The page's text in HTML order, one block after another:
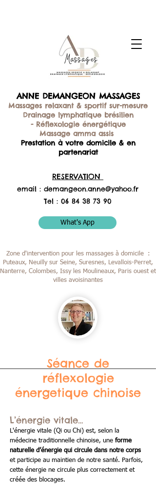
ANNE DEMANGEON MASSAGES
Massages relaxant & sportif sur-mesure
Drainage lymphatique brésilien
- Réflexologie énergétique
Massage amma assis
Prestation à votre domicile & en
partenariat
RESERVATION
email : demangeon.anne@yahoo.fr
Tel : 06 84 38 73 90
What's App
Zone d'intervention pour les massages à domicile :
Puteaux, Neuilly sur Seine, Suresnes, Levallois-Perret,
Nanterre, Colombes, Issy les Moulineaux, Paris ouest et
villes avoisinantes
Séance de
réflexologie
énergetique chinoise
L’énergie vitale…
L'énergie vitale (Qi ou Chi) est, selon la
médecine traditionnelle chinoise, une forme
naturelle d’énergie qui circule dans notre corps
et participe au maintien de notre santé. Parfois,
cette énergie ne circule plus correctement et
créée des blocages.